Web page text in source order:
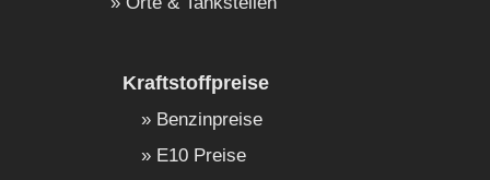
Kraftstoffpreise
Benzinpreise
E10 Preise